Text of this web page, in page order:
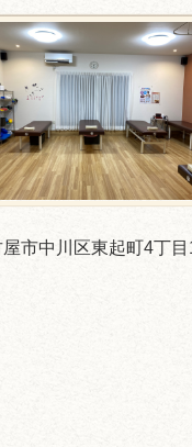
市中川区東起町4丁